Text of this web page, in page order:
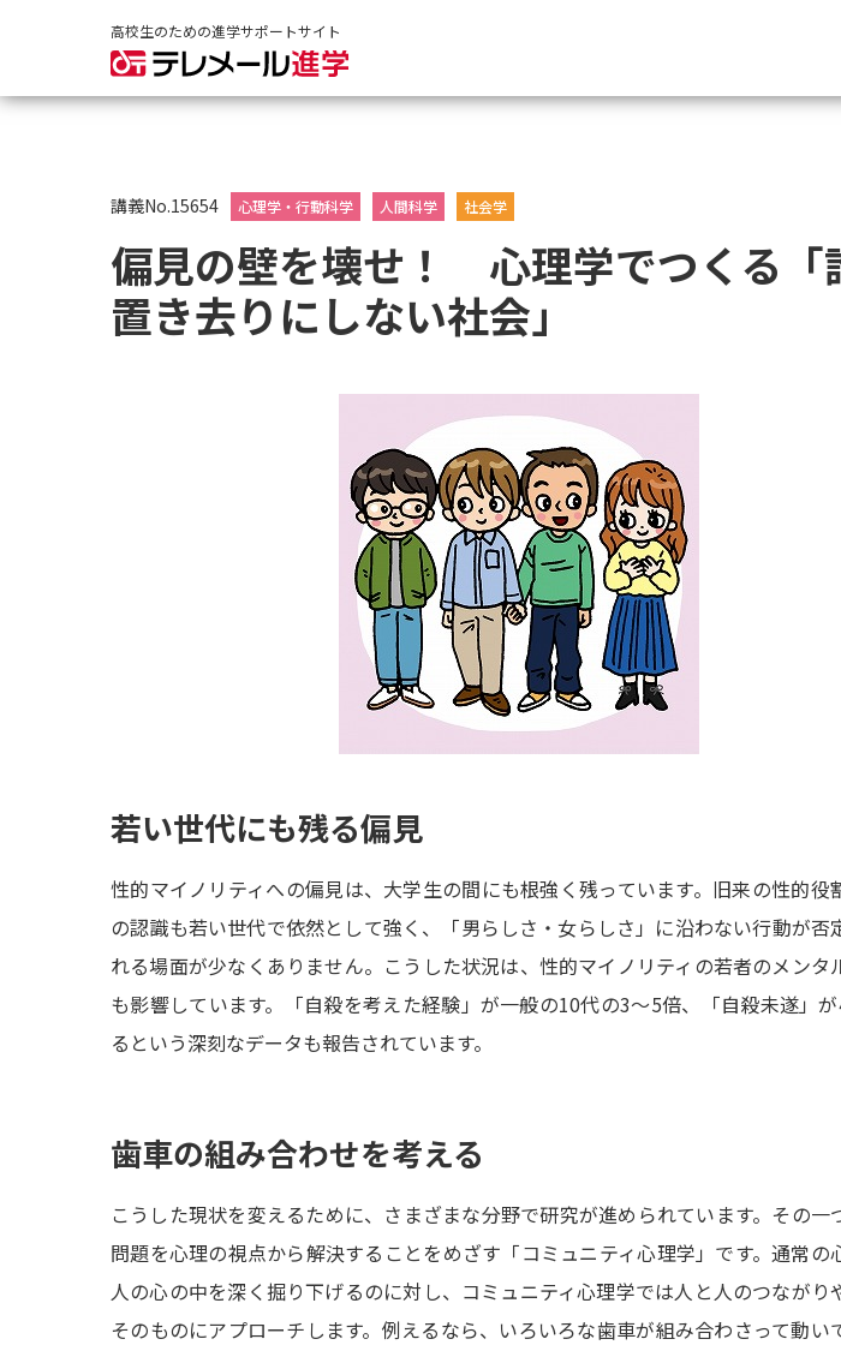
高校生のための進学サポートサイト
大学・
大学パンフ
大学入学
大学で
新増設大学
データサ
進路の３択
オープンキ
来場型・
講義No.15654 心理学・行動科学 人間科学 社会学
偏見の壁を壊せ！ 心理学でつくる「
置き去りにしない社会」
若い世代にも残る偏見
性的マイノリティへの偏見は、大学生の間にも根強く残っています。旧来の性的役
の認識も若い世代で依然として強く、「男らしさ・女らしさ」に沿わない行動が否
れる場面が少なくありません。こうした状況は、性的マイノリティの若者のメンタ
も影響しています。「自殺を考えた経験」が一般の10代の3〜5倍、「自殺未遂」
るという深刻なデータも報告されています。
歯車の組み合わせを考える
こうした現状を変えるために、さまざまな分野で研究が進められています。その一
問題を心理の視点から解決することをめざす「コミュニティ心理学」です。通常の
人の心の中を深く掘り下げるのに対し、コミュニティ心理学では人と人のつながり
そのものにアプローチします。例えるなら、いろいろな歯車が組み合わさって動い